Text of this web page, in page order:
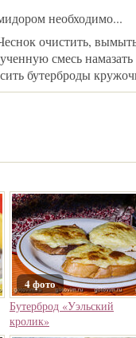
необходимо...
очистить,
смесь
бутерброды
4 фото
Бутерброд «Уэльский
кролик»